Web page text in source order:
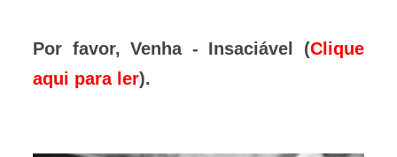
Por favor, Venha - Insaciável (Clique
aqui para ler).